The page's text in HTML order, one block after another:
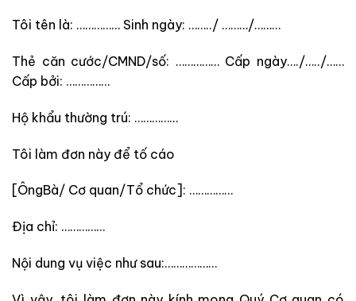
Tôi tên là: …………… Sinh ngày: ……../ ………/………
Thẻ căn cước/CMND/số: …………… Cấp ngày…./…../……
Cấp bởi: ……………
Hộ khẩu thường trú: ……………
Tôi làm đơn này để tố cáo
[ÔngBà/ Cơ quan/Tổ chức]: ……………
Địa chỉ: ……………
Nội dung vụ việc như sau:………………